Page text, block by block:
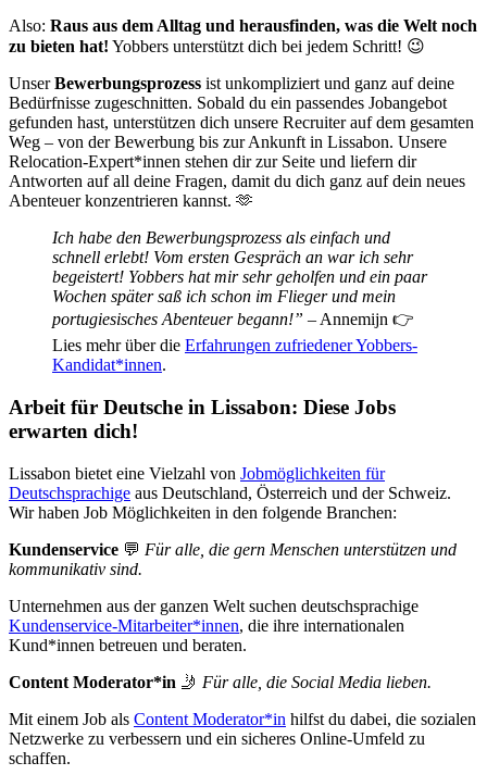
Also: Raus aus dem Alltag und herausfinden, was die Welt noch
zu bieten hat! Yobbers unterstützt dich bei jedem Schritt! 😉
UnserBewerbungsprozess ist unkompliziert und ganz auf deine
Bedürfnisse zugeschnitten. Sobald du ein passendes Jobangebot
gefunden hast, unterstützen dich unsere Recruiter auf dem gesamten
Weg – von der Bewerbung bis zur Ankunft in Lissabon. Unsere
Relocation-Expert*innen stehen dir zur Seite und liefern dir
Antworten auf all deine Fragen, damit du dich ganz auf dein neues
Abenteuer konzentrieren kannst. 🫶
Ich habe den Bewerbungsprozess als einfach und
schnell erlebt! Vom ersten Gespräch an war ich sehr
begeistert! Yobbers hat mir sehr geholfen und ein paar
Wochen später saß ich schon im Flieger und mein
portugiesisches Abenteuer begann!” – Annemijn 👉
Lies mehr über die Erfahrungen zufriedener Yobbers-
Kandidat*innen.
Arbeit für Deutsche in Lissabon: Diese Jobs
erwarten dich!
Lissabon bietet eine Vielzahl von Jobmöglichkeiten für
Deutschsprachige aus Deutschland, Österreich und der Schweiz.
Wir haben Job Möglichkeiten in den folgende Branchen:
Kundenservice 💬 Für alle, die gern Menschen unterstützen und
kommunikativ sind.
Unternehmen aus der ganzen Welt suchen deutschsprachige
Kundenservice-Mitarbeiter*innen, die ihre internationalen
Kund*innen betreuen und beraten.
Content Moderator*in 🤳 Für alle, die Social Media lieben.
Mit einem Job als Content Moderator*in hilfst du dabei, die sozialen
Netzwerke zu verbessern und ein sicheres Online-Umfeld zu
schaffen.